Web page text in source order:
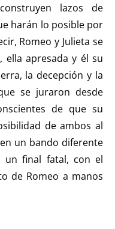
lazos de
harán lo posible por
Romeo y Julieta se
ella apresada y él su
la decepción y la
se juraron desde
de que su
de ambos al
un bando diferente
un final fatal, con el
de Romeo a manos